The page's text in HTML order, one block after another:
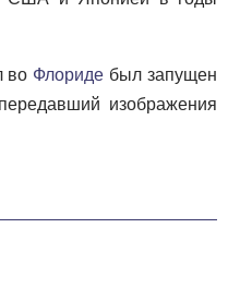
во Флориде был запущен
изображения